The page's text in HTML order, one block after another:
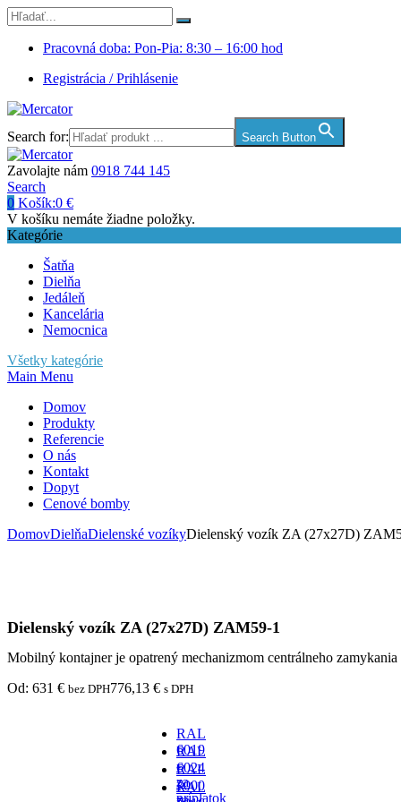
Pracovná doba: Pon-Pia: 8:30 – 16:00 hod
Registrácia / Prihlásenie
Search for: Search Button
Zavolajte nám 0918 744 145
Search
0 Košík:0 €
V košíku nemáte žiadne položky.
Kategórie
Šatňa
Dielňa
Jedáleň
Kancelária
Nemocnica
Všetky kategórie
Main Menu
Domov
Produkty
Referencie
O nás
Kontakt
Dopyt
Cenové bomby
DomovDielňaDielenské vozíkyDielenský vozík ZA (27x27D)
Dielenský vozík ZA (27x27D) ZAM59-1
Mobilný kontajner je opatrený mechanizmom centrálneho
Od: 631 € bez DPH776,13 € s DPH
RAL
6019
-
za
príplatok
RAL
6024
-
RAL
7000
RAL